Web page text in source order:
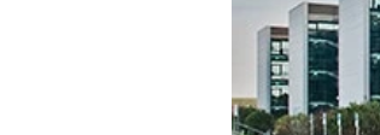
Folgen Sie uns
Kontakt